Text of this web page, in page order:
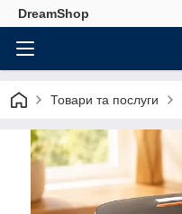
DreamShop
Товари та послуги